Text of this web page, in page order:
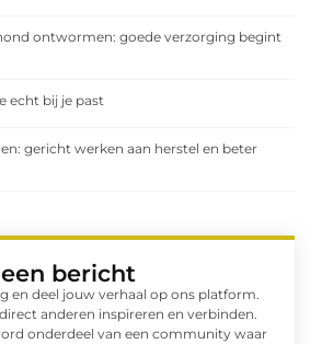
ontwormen: goede verzorging begint
echt bij je past
gericht werken aan herstel en beter
bericht
en deel jouw verhaal op ons platform.
anderen inspireren en verbinden.
onderdeel van een community waar